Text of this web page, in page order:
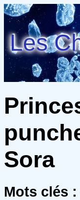
Les
Sora
Mots clés